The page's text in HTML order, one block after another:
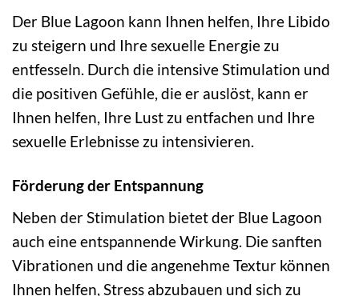
Der Blue Lagoon kann Ihnen helfen, Ihre Libido
zu steigern und Ihre sexuelle Energie zu
entfesseln. Durch die intensive Stimulation und
die positiven Gefühle, die er auslöst, kann er
Ihnen helfen, Ihre Lust zu entfachen und Ihre
sexuelle Erlebnisse zu intensivieren.
Förderung der Entspannung
Neben der Stimulation bietet der Blue Lagoon
auch eine entspannende Wirkung. Die sanften
Vibrationen und die angenehme Textur können
Ihnen helfen, Stress abzubauen und sich zu